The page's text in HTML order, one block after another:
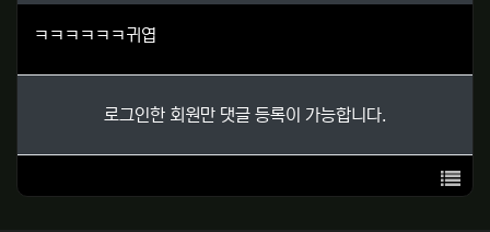
ㅋㅋㅋㅋㅋㅋ귀엽
로그인한 회원만 댓글 등록이 가능합니다.
목록